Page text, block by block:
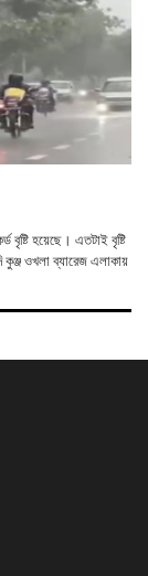
বৃষ্টি হয়েছে। এতটাই বৃষ্টি
কুঞ্জ ওখলা ব্যারেজ এলাকায়